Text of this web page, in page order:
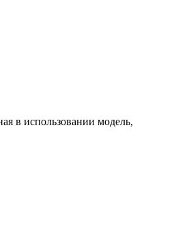
в использовании модель,